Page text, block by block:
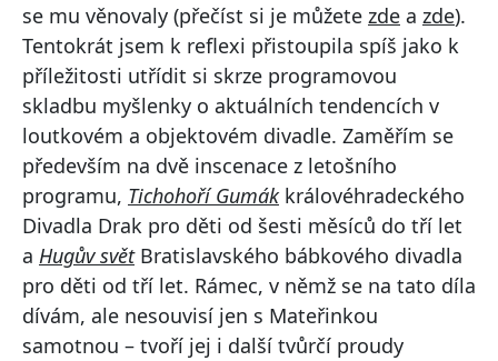
se mu věnovaly (přečíst si je můžete zde a zde).
Tentokrát jsem k reflexi přistoupila spíš jako k
příležitosti utřídit si skrze programovou
skladbu myšlenky o aktuálních tendencích v
loutkovém a objektovém divadle. Zaměřím se
především na dvě inscenace z letošního
programu, Tichohoří Gumákkrálovéhradeckého
Divadla Drak pro děti od šesti měsíců do tří let
a Hugův světBratislavského bábkového divadla
pro děti od tří let. Rámec, v němž se na tato díla
dívám, ale nesouvisí jen s Mateřinkou
samotnou – tvoří jej i další tvůrčí proudy